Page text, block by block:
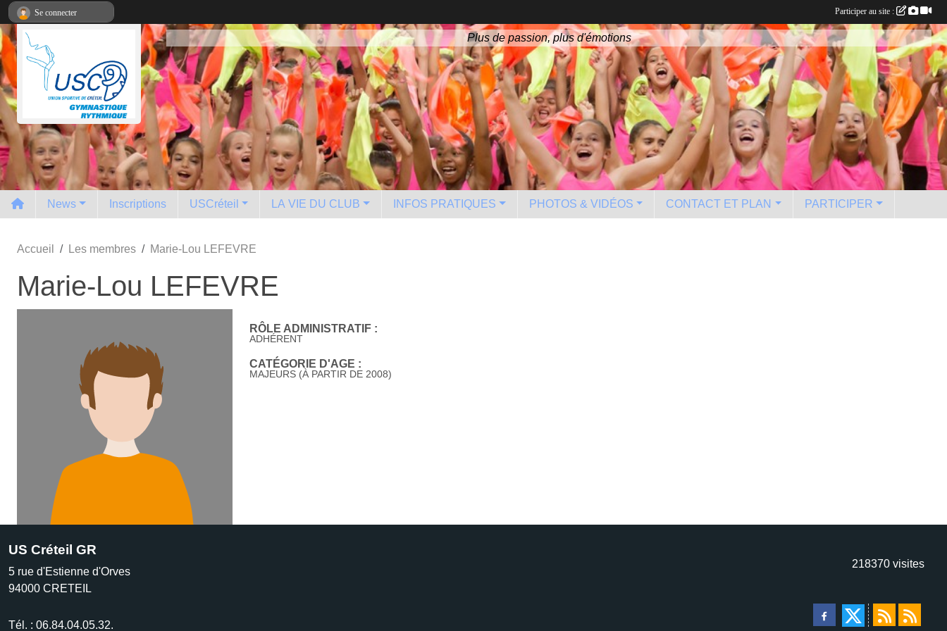
Plus de passion, plus d'émotions
News Inscriptions USCréteil LA VIE DU CLUB INFOS PRATIQUES PHOTOS & VIDÉOS CONTACT ET PLAN PARTICIPER
Accueil Les membres Marie-Lou LEFEVRE
Marie-Lou LEFEVRE
RÔLE ADMINISTRATIF :
ADHÉRENT
CATÉGORIE D'AGE :
MAJEURS (À PARTIR DE 2008)
US Créteil GR
5 rue d'Estienne d'Orves
94000 CRETEIL
Tél. : 06.84.04.05.32.
218370 visites
Se connecter Participer au site :
Panneau de gestion des cookies